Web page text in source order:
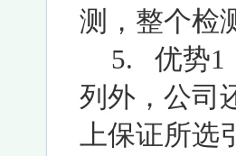
测，整个检
5. 优势1
列外，公司
上保证所选